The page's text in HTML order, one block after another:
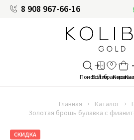
8 908 967-66-16
Главная Каталог
Золотая брошь булавка с
СКИДКА